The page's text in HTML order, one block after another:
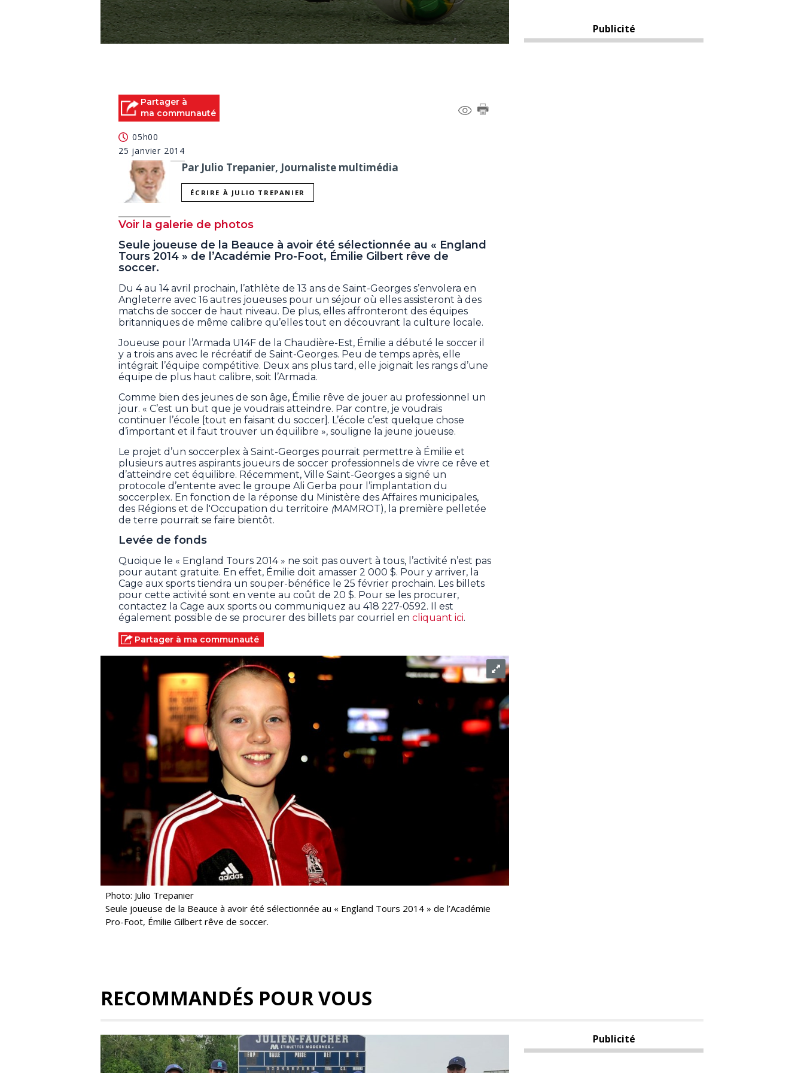
90%
Partager à
ma communauté
05h00
25 janvier 2014
Par Julio Trepanier, Journaliste multimédia
ÉCRIRE À JULIO TREPANIER
Voir la galerie de photos
Seule joueuse de la Beauce à avoir été sélectionnée au « England
Tours 2014 » de l’Académie Pro-Foot, Émilie Gilbert rêve de
soccer.
Du 4 au 14 avril prochain, l’athlète de 13 ans de Saint-Georges s’envolera en
Angleterre avec 16 autres joueuses pour un séjour où elles assisteront à des
matchs de soccer de haut niveau. De plus, elles affronteront des équipes
britanniques de même calibre qu’elles tout en découvrant la culture locale.
Joueuse pour l’Armada U14F de la Chaudière-Est, Émilie a débuté le soccer il
y a trois ans avec le récréatif de Saint-Georges. Peu de temps après, elle
intégrait l’équipe compétitive. Deux ans plus tard, elle joignait les rangs d’une
équipe de plus haut calibre, soit l’Armada.
Comme bien des jeunes de son âge, Émilie rêve de jouer au professionnel un
jour. « C’est un but que je voudrais atteindre. Par contre, je voudrais
continuer l’école [tout en faisant du soccer]. L’école c’est quelque chose
d’important et il faut trouver un équilibre », souligne la jeune joueuse.
Le projet d’un soccerplex à Saint-Georges pourrait permettre à Émilie et
plusieurs autres aspirants joueurs de soccer professionnels de vivre ce rêve et
d’atteindre cet équilibre. Récemment, Ville Saint-Georges a signé un
protocole d’entente avec le groupe Ali Gerba pour l’implantation du
soccerplex. En fonction de la réponse du Ministère des Affaires municipales,
des Régions et de l'Occupation du territoire (MAMROT), la première pelletée
de terre pourrait se faire bientôt.
Levée de fonds
Quoique le « England Tours 2014 » ne soit pas ouvert à tous, l’activité n’est pas
pour autant gratuite. En effet, Émilie doit amasser 2 000 $. Pour y arriver, la
Cage aux sports tiendra un souper-bénéfice le 25 février prochain. Les billets
pour cette activité sont en vente au coût de 20 $. Pour se les procurer,
contactez la Cage aux sports ou communiquez au 418 227-0592. Il est
également possible de se procurer des billets par courriel en cliquant ici.
Partager à ma communauté
Photo: Julio Trepanier
Seule joueuse de la Beauce à avoir été sélectionnée au « England Tours 2014 » de l’Académie
Pro-Foot, Émilie Gilbert rêve de soccer.
Publicité
RECOMMANDÉS POUR VOUS
Publicité